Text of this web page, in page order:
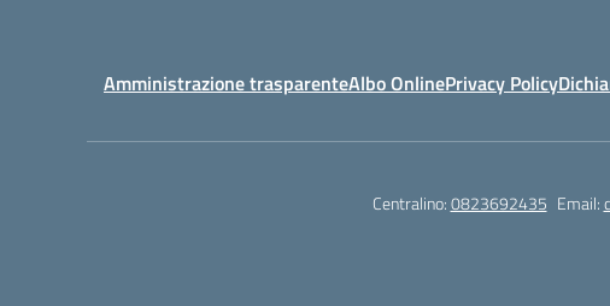
Amministrazione trasparenteAlbo OnlinePrivacy Policy
Centralino:0823692435 Email: